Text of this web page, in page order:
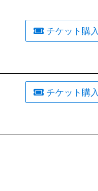
チケット購入
チケット購入